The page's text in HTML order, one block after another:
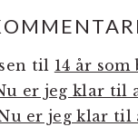
til 14 år
er jeg klar til
er jeg klar til